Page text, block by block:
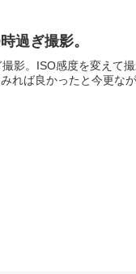
過ぎ撮影。
影。ISO感度を変えて
れば良かったと今更な